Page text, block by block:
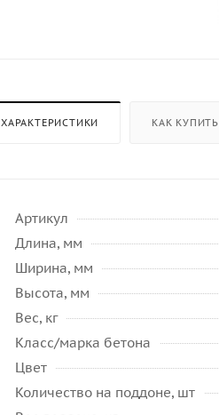
ХАРАКТЕРИСТИКИ КАК КУПИТЬ
Артикул
Длина, мм
Ширина, мм
Высота, мм
Вес, кг
Класс/марка бетона
Цвет
Количество на поддоне, шт